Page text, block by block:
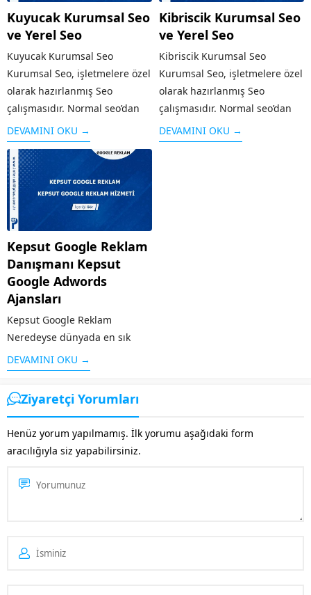
Kuyucak Kurumsal Seo
ve Yerel Seo
Kuyucak Kurumsal Seo
Kurumsal Seo, işletmelere özel
olarak hazırlanmış Seo
çalışmasıdır. Normal seo’dan
farklı olarak işletmenin geniş
kesimlere ulaşması, firma
tanıtımının yapılması, sosyal
medyanın etkin olarak
kullanılması gibi özellikleri
taşır. Alanında faaliyet
gösteren diğer rakip...
DEVAMINI OKU →
Kibriscik Kurumsal Seo
ve Yerel Seo
Kibriscik Kurumsal Seo
Kurumsal Seo, işletmelere özel
olarak hazırlanmış Seo
çalışmasıdır. Normal seo’dan
farklı olarak işletmenin geniş
kesimlere ulaşması, firma
DEVAMINI OKU →
Kepsut Google Reklam
Danışmanı Kepsut
Google Adwords
Ajansları
Kepsut Google Reklam
Neredeyse dünyada en sık
kullanılan arama motoru olan
Google’ın sunduğu reklam
modeli kişi ya da kurumların
web sayfalarını arama
çıkaran sistemdir. Örneğin
“google reklam” adı altında
yapılan bir aramaya...
DEVAMINI OKU →
Ziyaretçi Yorumları
Henüz yorum yapılmamış. İlk yorumu aşağıdaki form
aracılığıyla siz yapabilirsiniz.